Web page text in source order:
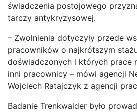
świadczenia postojowego
tarczy antykryzysowej.
– Zwolnienia dotyczyły przede
pracowników o najkrótszym
doświadczonych i których prace
inni pracownicy – mówi agencji
Wojciech Ratajczyk z agencji
Badanie Trenkwalder było